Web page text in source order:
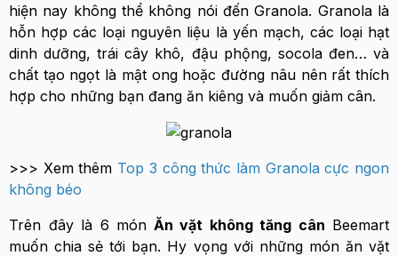
hiện nay không thể không nói đến Granola. Granola là
hỗn hợp các loại nguyên liệu là yến mạch, các loại hạt
dinh dưỡng, trái cây khô, đậu phộng, socola đen… và
chất tạo ngọt là mật ong hoặc đường nâu nên rất thích
hợp cho những bạn đang ăn kiêng và muốn giảm cân.
>>> Xem thêm Top 3 công thức làm Granola cực ngon
không béo
Trên đây là 6 món Ăn vặt không tăng cân Beemart
muốn chia sẻ tới bạn. Hy vọng với những món ăn vặt